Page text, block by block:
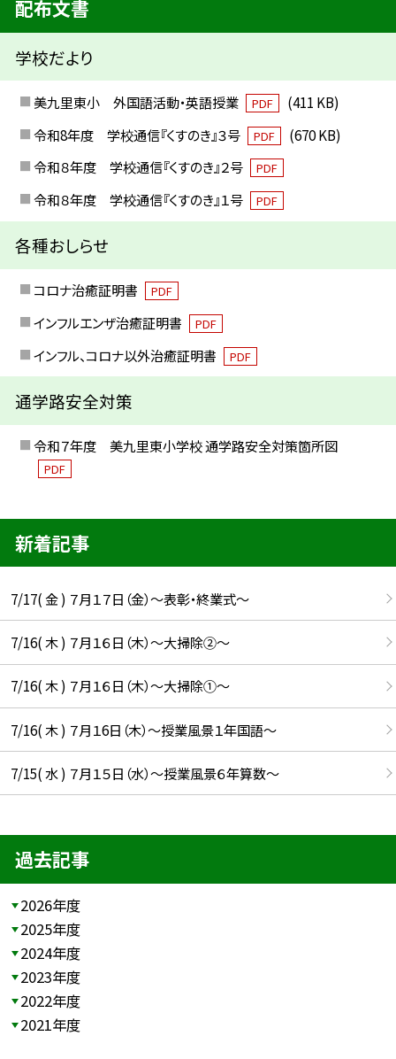
配布文書
学校だより
美九里東小 外国語活動・英語授業 PDF
(411 KB)
令和8年度 学校通信『くすのき』３号
PDF
(670 KB)
令和８年度 学校通信『くすのき』２号
PDF
令和８年度 学校通信『くすのき』１号 PDF
各種おしらせ
コロナ治癒証明書 PDF
インフルエンザ治癒証明書 PDF
インフル、コロナ以外治癒証明書 PDF
通学路安全対策
令和７年度 美九里東小学校 通学路安全対策箇所図
PDF
新着記事
7/17( 金 ) ７月１７日（金）～表彰・終業式～
7/16( 木 ) ７月１６日（木）～大掃除②～
7/16( 木 ) ７月１６日（木）～大掃除①～
7/16( 木 ) ７月１6日（木）～授業風景１年国語～
7/15( 水 ) ７月１５日（水）～授業風景６年算数～
過去記事
2026年度
2025年度
2024年度
2023年度
2022年度
2021年度